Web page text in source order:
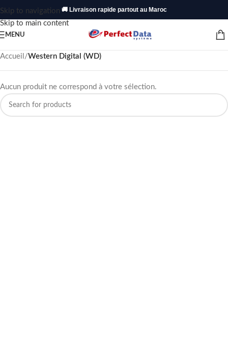
Skip to navigation
Skip to main content
🚚 Livraison rapide partout au Maroc
MENU
Accueil /Western Digital (WD)
Aucun produit ne correspond à votre sélection.